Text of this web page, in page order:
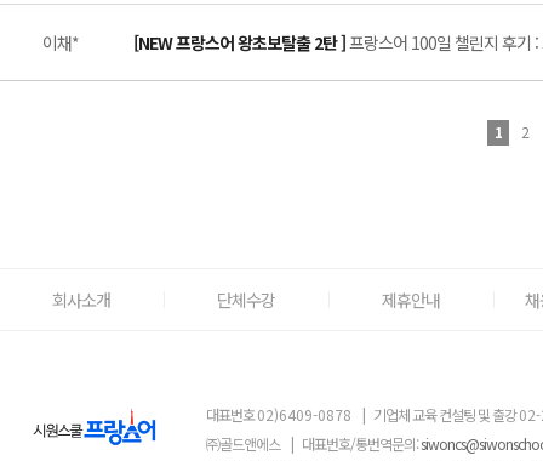
이채* [NEW 프랑스어 왕초보탈출 2탄 ]프랑스어 100일 챌린지 후기
1 2
회사소개 단체수강 제휴안내
대표번호02)6409-0878 | 기업체 교육 컨설팅 및 출강
㈜골드앤에스 | 대표번호/통번역문의: